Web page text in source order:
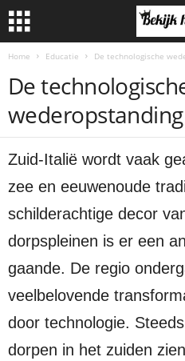
Home Educatie De technologische
De
Zuid-Italië wordt vaak
zee en eeuwenoude
schilderachtige decor
dorpspleinen is er een
gaande. De regio
veelbelovende
door technologie.
dorpen in het zuiden